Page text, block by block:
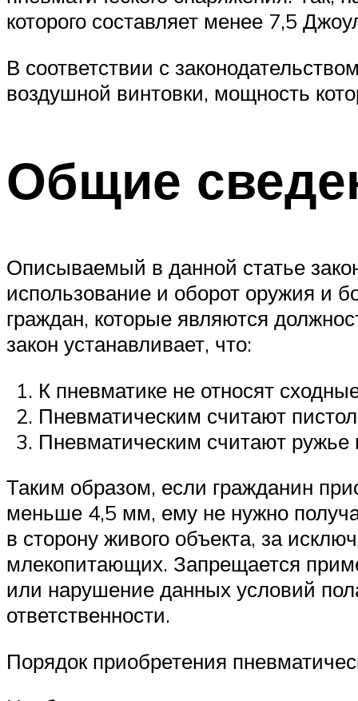
которого составляет менее 7,5
В соответствии с
воздушной винтовки, мощность
Общие
Описываемый в данной статье
использование и оборот оружия и
граждан, которые являются
закон устанавливает, что:
К пневматике не относят
Пневматическим считают
Пневматическим считают
Таким образом, если гражданин
меньше 4,5 мм, ему не нужно
в сторону живого объекта, за
млекопитающих. Запрещается
или нарушение данных условий
ответственности.
Порядок приобретения